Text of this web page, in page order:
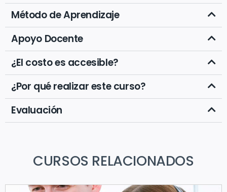
Método de Aprendizaje
Apoyo Docente
¿El costo es accesible?
¿Por qué realizar este curso?
Evaluación
CURSOS RELACIONADOS